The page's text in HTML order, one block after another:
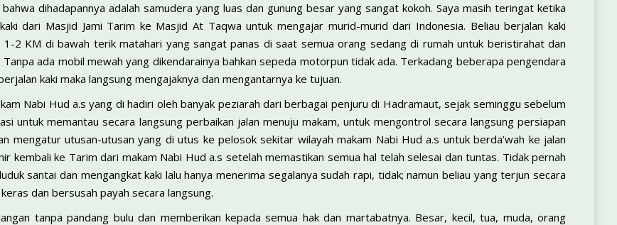
dihadapannya adalah samudera yang luas dan gunung besar yang sangat kokoh. Saya masih teringat ketika
dari Masjid Jami Tarim ke Masjid At Taqwa untuk mengajar murid-murid dari Indonesia. Beliau berjalan kaki
1-2 KM di bawah terik matahari yang sangat panas di saat semua orang sedang di rumah untuk beristirahat dan
Tanpa ada mobil mewah yang dikendarainya bahkan sepeda motorpun tidak ada. Terkadang beberapa pengendara
kaki maka langsung mengajaknya dan mengantarnya ke tujuan.
Nabi Hud a.s yang di hadiri oleh banyak peziarah dari berbagai penjuru di Hadramaut, sejak seminggu sebelum
untuk memantau secara langsung perbaikan jalan menuju makam, untuk mengontrol secara langsung persiapan
mengatur utusan-utusan yang di utus ke pelosok sekitar wilayah makam Nabi Hud a.s untuk berda’wah ke jalan
kembali ke Tarim dari makam Nabi Hud a.s setelah memastikan semua hal telah selesai dan tuntas. Tidak pernah
santai dan mengangkat kaki lalu hanya menerima segalanya sudah rapi, tidak; namun beliau yang terjun secara
dan bersusah payah secara langsung.
tanpa pandang bulu dan memberikan kepada semua hak dan martabatnya. Besar, kecil, tua, muda, orang